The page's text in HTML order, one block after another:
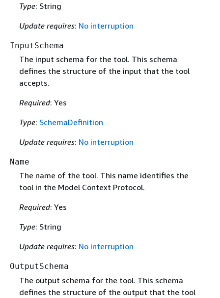
Type: String
Update requires: No interruption
InputSchema
The input schema for the tool. This schema
defines the structure of the input that the tool
accepts.
Required: Yes
Type: SchemaDefinition
Update requires: No interruption
Name
The name of the tool. This name identifies the
tool in the Model Context Protocol.
Required: Yes
Type: String
Update requires: No interruption
OutputSchema
The output schema for the tool. This schema
defines the structure of the output that the tool